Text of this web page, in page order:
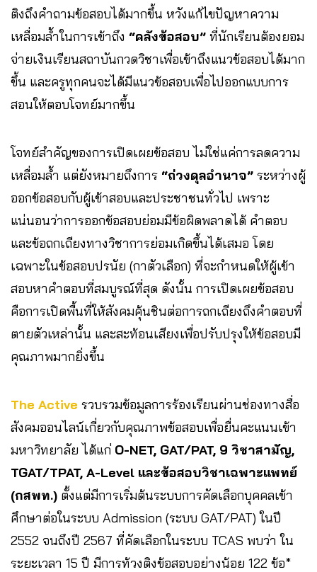
ติงถึงคำถามข้อสอบได้มากขึ้น หวังแก้ไขปัญหาความ
เหลื่อมล้ำในการเข้าถึง “คลังข้อสอบ” ที่นักเรียนต้องยอม
จ่ายเงินเรียนสถาบันกวดวิชาเพื่อเข้าถึงแนวข้อสอบได้มาก
ขึ้น และครูทุกคนจะได้มีแนวข้อสอบเพื่อไปออกแบบการ
สอนให้ตอบโจทย์มากขึ้น
โจทย์สำคัญของการเปิดเผยข้อสอบ ไม่ใช่แค่การลดความ
เหลื่อมล้ำ แต่ยังหมายถึงการ “ถ่วงดุลอำนาจ” ระหว่างผู้
ออกข้อสอบกับผู้เข้าสอบและประชาชนทั่วไป เพราะ
แน่นอนว่าการออกข้อสอบย่อมมีข้อผิดพลาดได้ คำตอบ
และข้อถกเถียงทางวิชาการย่อมเกิดขึ้นได้เสมอ โดย
เฉพาะในข้อสอบปรนัย (กาตัวเลือก) ที่จะกำหนดให้ผู้เข้า
สอบหาคำตอบที่สมบูรณ์ที่สุด ดังนั้น การเปิดเผยข้อสอบ
คือการเปิดพื้นที่ให้สังคมคุ้นชินต่อการถกเถียงถึงคำตอบที่
ตายตัวเหล่านั้น และสะท้อนเสียงเพื่อปรับปรุงให้ข้อสอบมี
คุณภาพมากยิ่งขึ้น
The Active รวบรวมข้อมูลการร้องเรียนผ่านช่องทางสื่อ
สังคมออนไลน์เกี่ยวกับคุณภาพข้อสอบเพื่อยื่นคะแนนเข้า
มหาวิทยาลัย ได้แก่ O-NET, GAT/PAT, 9 วิชาสามัญ,
TGAT/TPAT, A-Level และข้อสอบวิชาเฉพาะแพทย์
(กสพท.) ตั้งแต่มีการเริ่มต้นระบบการคัดเลือกบุคคลเข้า
ศึกษาต่อในระบบ Admission (ระบบ GAT/PAT) ในปี
2552 จนถึงปี 2567 ที่คัดเลือกในระบบ TCAS พบว่า ใน
ระยะเวลา 15 ปี มีการท้วงติงข้อสอบอย่างน้อย 122 ข้อ*